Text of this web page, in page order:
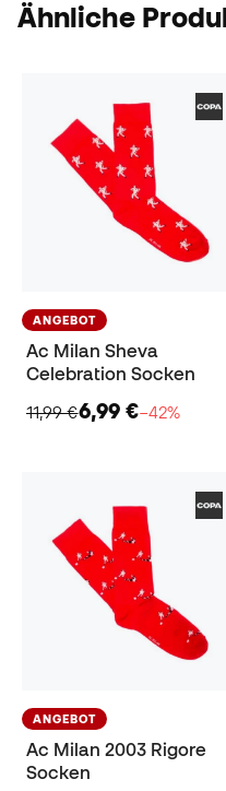
Ähnliche
ANGEBOT
Ac Milan Sheva
Celebration Socken
11,99 €6,99 €−42%
ANGEBOT
Ac Milan 2003 Rigore
Socken